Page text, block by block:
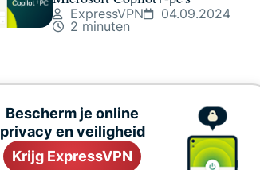
ExpressVPN
04.09.2024
2 minuten
Bescherm je online
privacy en veiligheid
Krijg ExpressVPN